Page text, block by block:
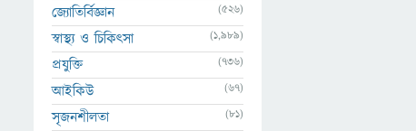
জ্যোতির্বিজ্ঞান (526)
স্বাস্থ্য ও চিকিৎসা (1,989)
প্রযুক্তি (736)
আইকিউ (67)
সৃজনশীলতা (81)